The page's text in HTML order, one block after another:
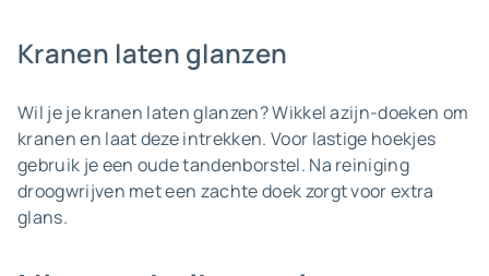
Kranen laten glanzen
Wil je je kranen laten glanzen? Wikkel azijn-doeken om
kranen en laat deze intrekken. Voor lastige hoekjes
gebruik je een oude tandenborstel. Na reiniging
droogwrijven met een zachte doek zorgt voor extra
glans.